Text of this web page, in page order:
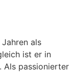
als
ist er in
Als passionierter